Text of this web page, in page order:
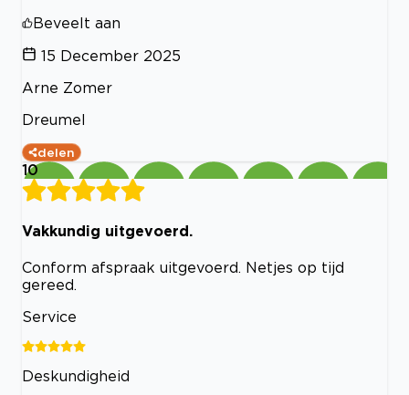
Beveelt aan
15 December 2025
Arne Zomer
Dreumel
delen
10
Vakkundig uitgevoerd.
Conform afspraak uitgevoerd. Netjes op tijd
gereed.
Service
Deskundigheid